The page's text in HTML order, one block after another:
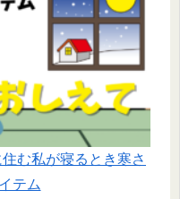
む私が寝るとき寒さ
テム